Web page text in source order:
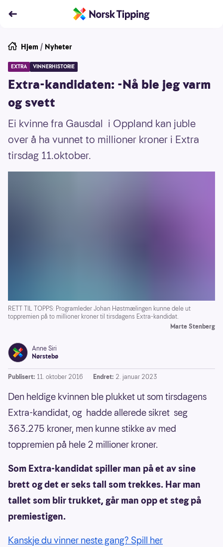
Hjem / Nyheter
EXTRA VINNERHISTORIE
Extra-kandidaten: -Nå ble jeg varm
og svett
Ei kvinne fra Gausdal i Oppland kan juble
over å ha vunnet to millioner kroner i Extra
tirsdag 11.oktober.
RETT TIL TOPPS: Programleder Johan Høstmælingen kunne dele ut
toppremien på to millioner kroner til tirsdagens Extra-kandidat.
Marte Stenberg
Anne Siri
Nørstebø
Publisert: 11. oktober 2016 Endret: 2. januar 2023
Den heldige kvinnen ble plukket ut som tirsdagens
Extra-kandidat, og hadde allerede sikret seg
363.275 kroner, men kunne stikke av med
toppremien på hele 2 millioner kroner.
Som Extra-kandidat spiller man på et av sine
brett og det er seks tall som trekkes. Har man
tallet som blir trukket, går man opp et steg på
premiestigen.
Kanskje du vinner neste gang? Spill her